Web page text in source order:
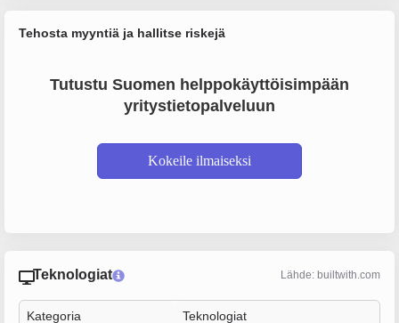
Tehosta myyntiä ja hallitse riskejä
Tutustu Suomen helppokäyttöisimpään
yritystietopalveluun
Kokeile ilmaiseksi
Teknologiat Lähde: builtwith.com
Kategoria Teknologiat